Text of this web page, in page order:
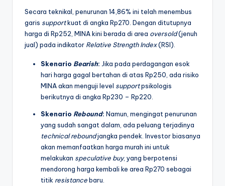
Secara teknikal, penurunan 14,86% ini telah menembus
garis supportkuat di angka Rp270. Dengan ditutupnya
harga di Rp252, MINA kini berada di area oversold(jenuh
jual) pada indikator Relative Strength Index(RSI).
Skenario Bearish: Jika pada perdagangan esok
hari harga gagal bertahan di atas Rp250, ada risiko
MINA akan menguji level supportpsikologis
berikutnya di angka Rp230 – Rp220.
Skenario Rebound: Namun, mengingat penurunan
yang sudah sangat dalam, ada peluang terjadinya
technical reboundjangka pendek. Investor biasanya
akan memanfaatkan harga murah ini untuk
melakukan speculative buy, yang berpotensi
mendorong harga kembali ke area Rp270 sebagai
titik resistancebaru.